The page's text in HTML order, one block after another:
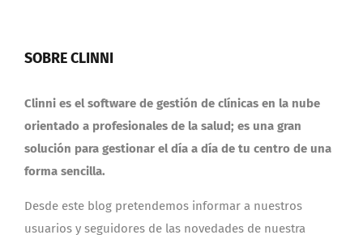
SOBRE CLINNI
Clinni es el software de gestión de clínicas en la nube
orientado a profesionales de la salud; es una gran
solución para gestionar el día a día de tu centro de una
forma sencilla.
Desde este blog pretendemos informar a nuestros
usuarios y seguidores de las novedades de nuestra